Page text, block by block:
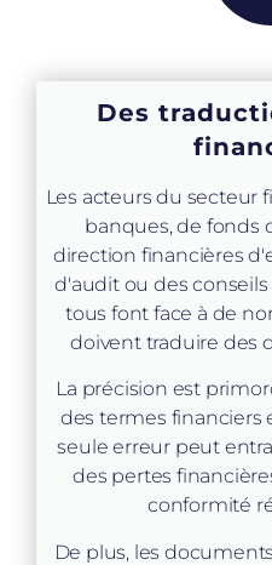
Des
Les acteurs du secteur
banques, de fonds
direction financières
d'audit ou des
tous font face à de
doivent traduire des
La précision est
des termes financiers
seule erreur peut
des pertes
conformité
De plus, les